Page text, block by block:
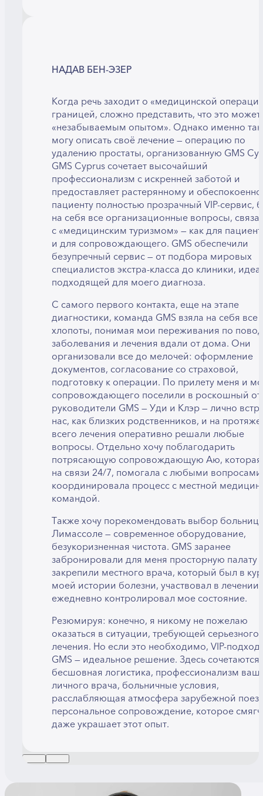
НАДАВ БЕН-ЭЗЕР
Когда речь заходит о «медицинской
границей, сложно представить, что это может
«незабываемым опытом». Однако именно
могу описать своё лечение — операцию по
удалению простаты, организованную GMS
GMS Cyprus сочетает высочайший
профессионализм с искренней заботой и
предоставляет растерянному и
пациенту полностью прозрачный VIP-сервис,
на себя все организационные вопросы,
с «медицинским туризмом» — как для
и для сопровождающего. GMS обеспечили
безупречный сервис — от подбора мировых
специалистов экстра-класса до клиники,
подходящей для моего диагноза.
С самого первого контакта, еще на этапе
диагностики, команда GMS взяла на себя все
хлопоты, понимая мои переживания по
заболевания и лечения вдали от дома. Они
организовали все до мелочей: оформление
документов, согласование со страховой,
подготовку к операции. По прилету меня и
сопровождающего поселили в роскошный
руководители GMS — Уди и Клэр — лично
нас, как близких родственников, и на
всего лечения оперативно решали любые
вопросы. Отдельно хочу поблагодарить
потрясающую сопровождающую Аю,
на связи 24/7, помогала с любыми
координировала процесс с местной
командой.
Также хочу порекомендовать выбор
Лимассоле — современное оборудование,
безукоризненная чистота. GMS заранее
забронировали для меня просторную палату
закрепили местного врача, который был в
моей истории болезни, участвовал в лечении
ежедневно контролировал мое состояние.
Резюмируя: конечно, я никому не пожелаю
оказаться в ситуации, требующей серьезного
лечения. Но если это необходимо, VIP-подход
GMS — идеальное решение. Здесь сочетаются
бесшовная логистика, профессионализм
личного врача, больничные условия,
расслабляющая атмосфера зарубежной
персональное сопровождение, которое
даже украшает этот опыт.